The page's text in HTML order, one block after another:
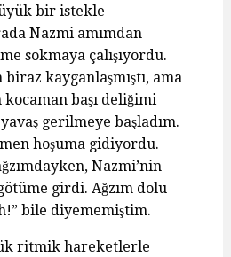
bir istekle
Nazmi amımdan
sokmaya çalışıyordu.
kayganlaşmıştı, ama
kocaman başı deliğimi
gerilmeye başladım.
hoşuma gidiyordu.
Nazmi’nin
girdi. Ağzım dolu
bile diyememiştim.
ritmik hareketlerle